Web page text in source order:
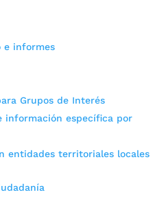
e informes
Grupos de Interés
información específica por
entidades territoriales locales
de propiedad de sus
en los últimos tres años
12 títulos en los sectores
Aychel Patricia Morales –
audio Desde 2017, 36
San Gerardo y Villa
de propiedad de sus predios
cuales a 12 se les […]